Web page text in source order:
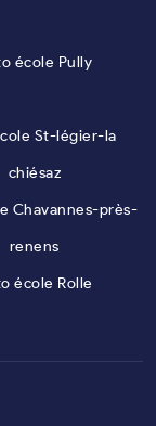
école Pully
St-légier-la
chiésaz
Chavannes-près-
renens
école Rolle